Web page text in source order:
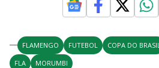
FLAMENGO FUTEBOL COPA DO BRASIL
FLA
MORUMBI